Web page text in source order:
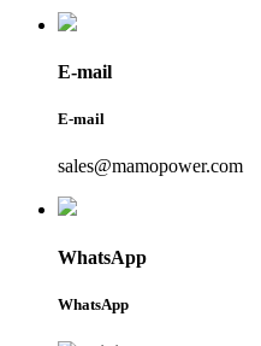
E-mail
E-mail
sales@mamopower.com
WhatsApp
WhatsApp